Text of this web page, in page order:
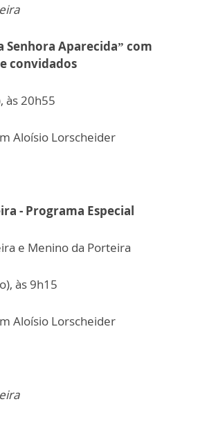
Senhora Aparecida” com
convidados
às 20h55
Aloísio Lorscheider
- Programa Especial
e Menino da Porteira
às 9h15
Aloísio Lorscheider